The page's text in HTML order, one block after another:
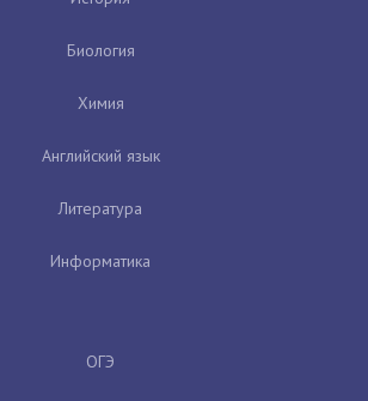
Биология
Химия
Английский язык
Литература
Информатика
ОГЭ